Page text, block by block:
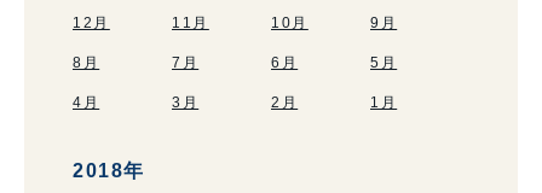
12月 11月 10月 9月
8月 7月 6月 5月
4月 3月 2月 1月
2018年